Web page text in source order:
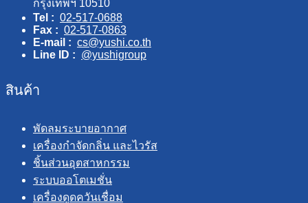
กรุงเทพฯ 10510
Tel : 02-517-0688
Fax : 02-517-0863
E-mail : cs@yushi.co.th
Line ID : @yushigroup
สินค้า
พัดลมระบายอากาศ
เครื่องกำจัดกลิ่น และไวรัส
ชิ้นส่วนอุตสาหกรรม
ระบบออโตเมชั่น
เครื่องดูดควันเชื่อม